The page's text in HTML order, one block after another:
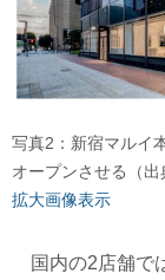
写真2：新宿マルイ
オープンさせる（出
拡大画像表示
国内の2店舗で